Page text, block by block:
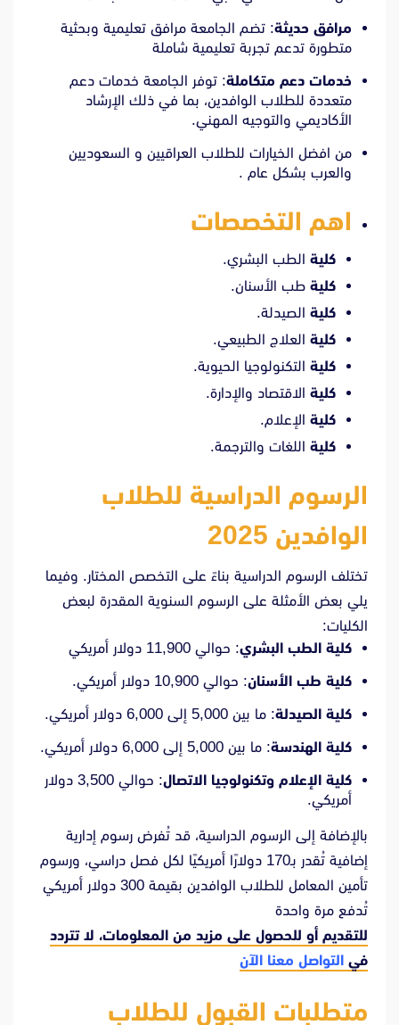
مرافق حديثة: تضم الجامعة مرافق تعليمية وبحثية
متطورة تدعم تجربة تعليمية شاملة
خدمات دعم متكاملة: توفر الجامعة خدمات دعم
متعددة للطلاب الوافدين، بما في ذلك الإرشاد
الأكاديمي والتوجيه المهني.
من افضل الخيارات للطلاب العراقيين و السعوديين
والعرب بشكل عام .
اهم التخصصات
كلية الطب البشري.
كلية طب الأسنان.
كلية الصيدلة.
كلية العلاج الطبيعي.
كلية التكنولوجيا الحيوية.
كلية الاقتصاد والإدارة.
كلية الإعلام.
كلية اللغات والترجمة.
الرسوم الدراسية للطلاب
الوافدين 2025
تختلف الرسوم الدراسية بناءً على التخصص المختار. وفيما
يلي بعض الأمثلة على الرسوم السنوية المقدرة لبعض
الكليات:
كلية الطب البشري: حوالي 11,900 دولار أمريكي
كلية طب الأسنان: حوالي 10,900 دولار أمريكي.
كلية الصيدلة: ما بين 5,000 إلى 6,000 دولار أمريكي.
كلية الهندسة: ما بين 5,000 إلى 6,000 دولار أمريكي.
كلية الإعلام وتكنولوجيا الاتصال:
حوالي 3,500 دولار
أمريكي.
بالإضافة إلى الرسوم الدراسية، قد تُفرض رسوم إدارية
إضافية تُقدر بـ170 دولارًا أمريكيًا لكل فصل دراسي، ورسوم
تأمين المعامل للطلاب الوافدين بقيمة 300 دولار أمريكي
تُدفع مرة واحدة
للتقديم أو للحصول على مزيد من المعلومات، لا تتردد
في التواصل معنا الآن
متطلبات القبول للطلاب